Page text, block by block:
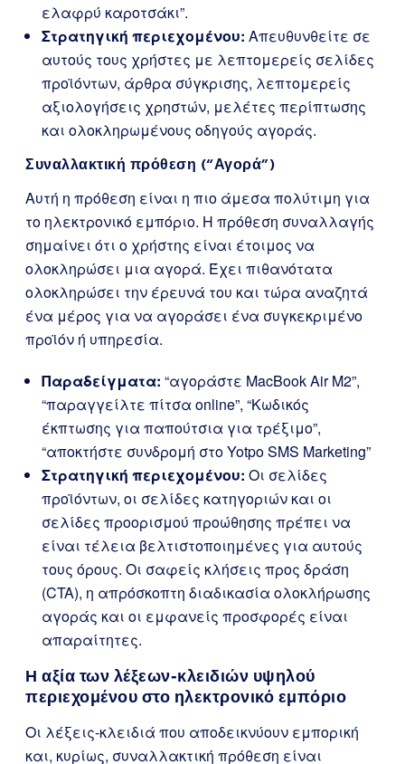
ελαφρύ καροτσάκι”.
Στρατηγική περιεχομένου: Απευθυνθείτε σε
αυτούς τους χρήστες με λεπτομερείς σελίδες
προϊόντων, άρθρα σύγκρισης, λεπτομερείς
αξιολογήσεις χρηστών, μελέτες περίπτωσης
και ολοκληρωμένους οδηγούς αγοράς.
Συναλλακτική πρόθεση (“Αγορά”)
Αυτή η πρόθεση είναι η πιο άμεσα πολύτιμη για
το ηλεκτρονικό εμπόριο. Η πρόθεση συναλλαγής
σημαίνει ότι ο χρήστης είναι έτοιμος να
ολοκληρώσει μια αγορά. Έχει πιθανότατα
ολοκληρώσει την έρευνά του και τώρα αναζητά
ένα μέρος για να αγοράσει ένα συγκεκριμένο
προϊόν ή υπηρεσία.
Παραδείγματα: “αγοράστε MacBook Air M2”,
“παραγγείλτε πίτσα online”, “Κωδικός
έκπτωσης για παπούτσια για τρέξιμο”,
“αποκτήστε συνδρομή στο Yotpo SMS Marketing”
Στρατηγική περιεχομένου: Οι σελίδες
προϊόντων, οι σελίδες κατηγοριών και οι
σελίδες προορισμού προώθησης πρέπει να
είναι τέλεια βελτιστοποιημένες για αυτούς
τους όρους. Οι σαφείς κλήσεις προς δράση
(CTA), η απρόσκοπτη διαδικασία ολοκλήρωσης
αγοράς και οι εμφανείς προσφορές είναι
απαραίτητες.
Η αξία των λέξεων-κλειδιών υψηλού
περιεχομένου στο ηλεκτρονικό εμπόριο
Οι λέξεις-κλειδιά που αποδεικνύουν εμπορική
και, κυρίως, συναλλακτική πρόθεση είναι